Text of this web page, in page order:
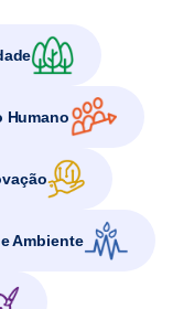
Humano
Ambiente